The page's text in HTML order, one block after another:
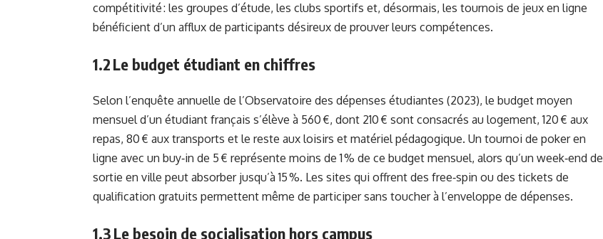
compétitivité : les groupes d’étude, les clubs sportifs et, désormais, les tournois de jeux en ligne
bénéficient d’un afflux de participants désireux de prouver leurs compétences.
1.2 Le budget étudiant en chiffres
Selon l’enquête annuelle de l’Observatoire des dépenses étudiantes (2023), le budget moyen
mensuel d’un étudiant français s’élève à 560 €, dont 210 € sont consacrés au logement, 120 € aux
repas, 80 € aux transports et le reste aux loisirs et matériel pédagogique. Un tournoi de poker en
ligne avec un buy‑in de 5 € représente moins de 1 % de ce budget mensuel, alors qu’un week‑end de
sortie en ville peut absorber jusqu’à 15 %. Les sites qui offrent des free‑spin ou des tickets de
qualification gratuits permettent même de participer sans toucher à l’enveloppe de dépenses.
1.3 Le besoin de socialisation hors campus